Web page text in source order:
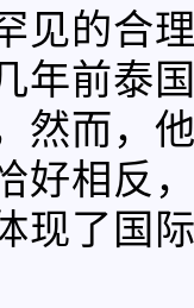
见的合
年前泰
然而，
好相反
现了国